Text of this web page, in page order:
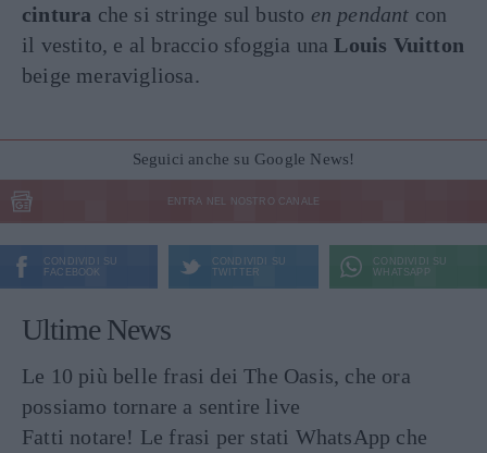
cintura che si stringe sul busto en pendant con
il vestito, e al braccio sfoggia unaLouis Vuitton
beige meravigliosa.
Seguici anche su Google News!
ENTRA NEL NOSTRO CANALE
CONDIVIDI SU
FACEBOOK
CONDIVIDI SU
TWITTER
CONDIVIDI SU
WHATSAPP
Ultime News
Le 10 più belle frasi dei The Oasis, che ora
possiamo tornare a sentire live
Fatti notare! Le frasi per stati WhatsApp che